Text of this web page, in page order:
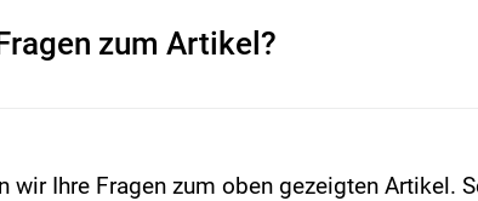
zum Artikel?
wir Ihre Fragen zum oben gezeigten Artikel.